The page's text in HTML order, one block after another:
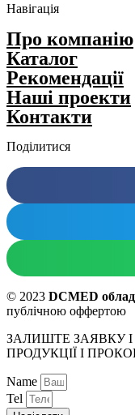
Навігація
Про компанію
Каталог
Рекомендації
Нашi проекти
Контакти
Поділитися
© 2023 DCMED
публічною оффертою
ЗАЛИШТЕ ЗАЯВКУ
ПРОДУКЦІЇ І
Name
Tel